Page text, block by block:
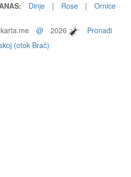
Dinje | Rose | Ornice
@ 2026
Pronađi
(otok Brač)